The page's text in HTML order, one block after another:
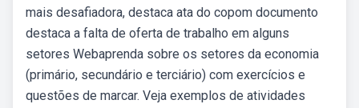
mais desafiadora, destaca ata do copom documento
destaca a falta de oferta de trabalho em alguns
setores Webaprenda sobre os setores da economia
(primário, secundário e terciário) com exercícios e
questões de marcar. Veja exemplos de atividades